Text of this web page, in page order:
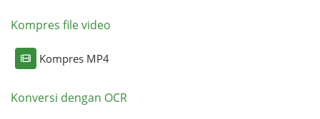
Kompres file video
Kompres MP4
Konversi dengan OCR